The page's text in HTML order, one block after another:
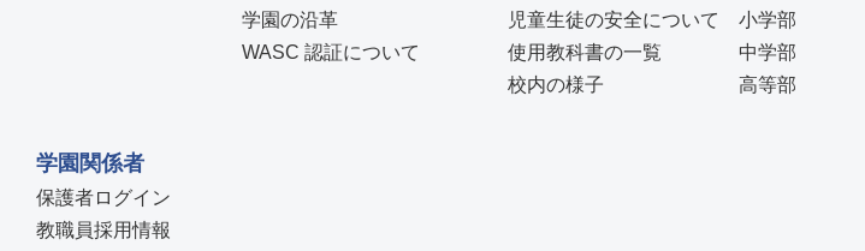
学園の沿革
WASC 認証について
児童生徒の安全について
使用教科書の一覧
校内の様子
小学部
中学部
高等部
学園関係者
保護者ログイン
教職員採用情報